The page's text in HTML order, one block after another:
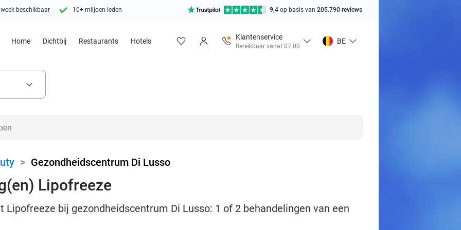
beschikbaar 10+ miljoen leden 9,4 op basis van 205.790 reviews
Home Dichtbij Restaurants Hotels
Klantenservice
Bereikbaar vanaf 07:00
BE
keyboard_arrow_down
> Gezondheidscentrum Di Lusso
Lipofreeze
bij gezondheidscentrum Di Lusso: 1 of 2 behandelingen van een